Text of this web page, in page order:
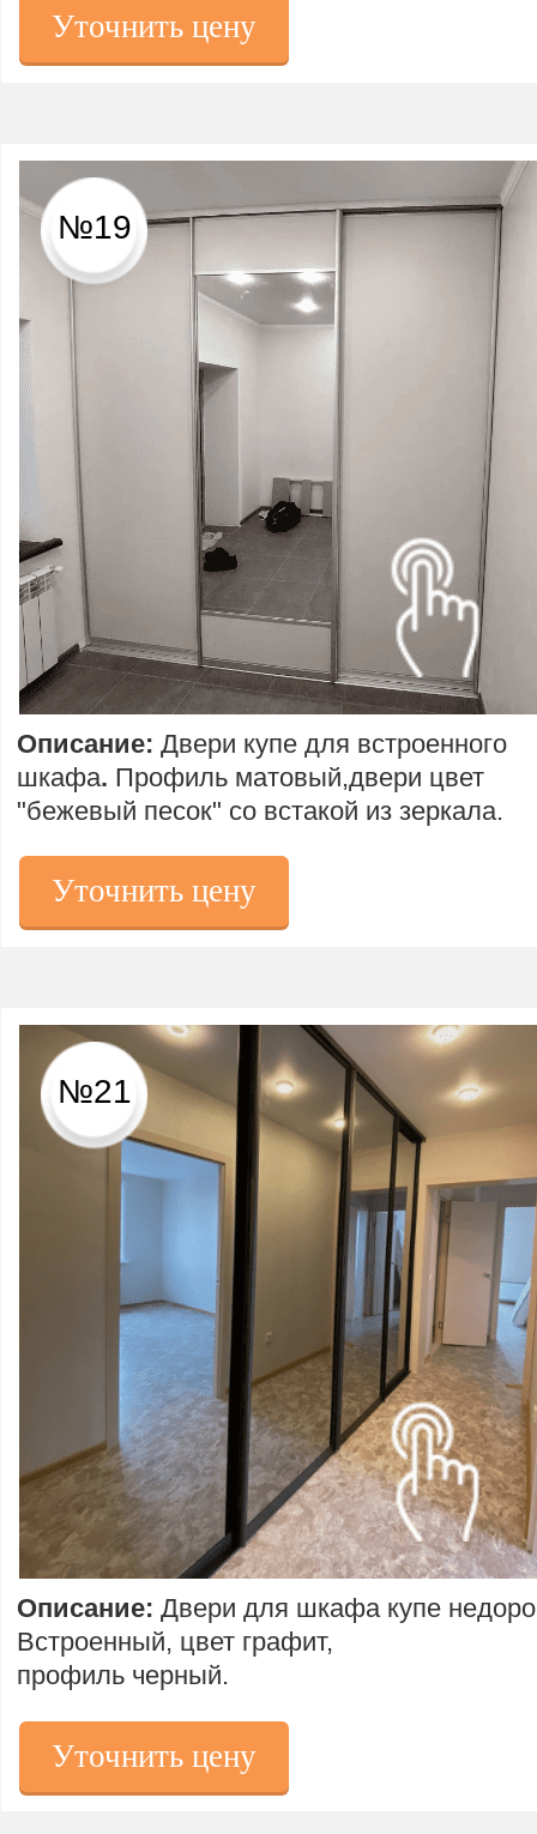
Уточнить цену
№21
Описание: Двери для шкафа купе
Встроенный, цвет графит,
профиль черный.
№19
Уточнить цену
Уточнить цену
Описание: Двери купе для встроенного
шкафа. Профиль матовый,двери цвет
"бежевый песок" со встакой из зеркала.